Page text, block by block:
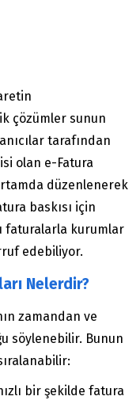
çözümler sunun
tarafından
olan e-Fatura
düzenlenerek
baskısı için
faturalarla kurumlar
edebiliyor.
Nelerdir?
zamandan ve
söylenebilir. Bunun
bir şekilde fatura